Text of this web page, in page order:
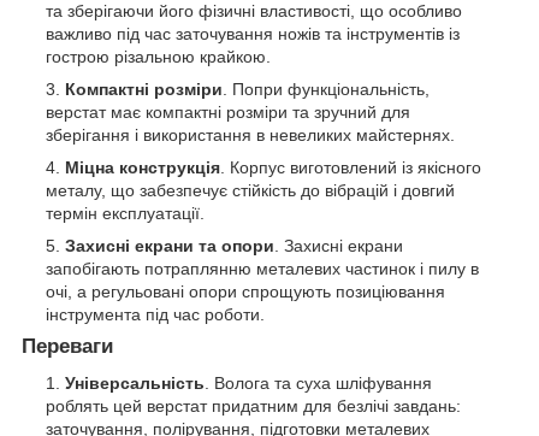
та зберігаючи його фізичні властивості, що особливо
важливо під час заточування ножів та інструментів із
гострою різальною крайкою.
Компактні розміри. Попри функціональність,
верстат має компактні розміри та зручний для
зберігання і використання в невеликих майстернях.
Міцна конструкція. Корпус виготовлений із якісного
металу, що забезпечує стійкість до вібрацій і довгий
термін експлуатації.
Захисні екрани та опори. Захисні екрани
запобігають потраплянню металевих частинок і пилу в
очі, а регульовані опори спрощують позиціювання
інструмента під час роботи.
Переваги
Універсальність . Волога та суха шліфування
роблять цей верстат придатним для безлічі завдань:
заточування, полірування, підготовки металевих